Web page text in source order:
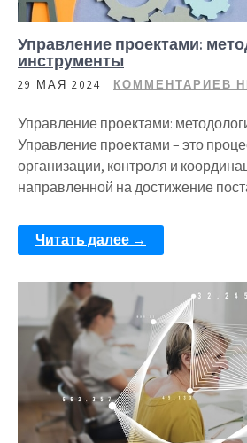
Управление проектами:
инструменты
29 МАЯ 2024 КОММЕНТАРИЕВ
Управление проектами:
Управление проектами – это
организации, контроля и
направленной на достижение
Читать далее →